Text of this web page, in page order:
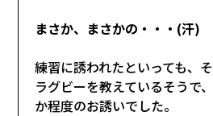
まさか、まさかの・・・(汗)
練習に誘われたといっても、
ラグビーを教えているそうで
か程度のお誘いでした。